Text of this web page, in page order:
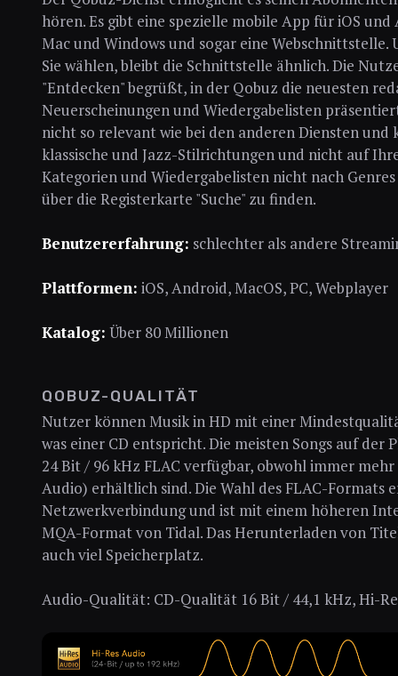
hören. Es gibt eine spezielle mobile App für iOS
Mac und Windows und sogar eine Webschnittstelle.
Sie wählen, bleibt die Schnittstelle ähnlich. Die
"Entdecken" begrüßt, in der Qobuz die neuesten
Neuerscheinungen und Wiedergabelisten
nicht so relevant wie bei den anderen Diensten
klassische und Jazz-Stilrichtungen und nicht auf
Kategorien und Wiedergabelisten nicht nach
über die Registerkarte "Suche" zu finden.
Benutzererfahrung: schlechter als andere
Plattformen: iOS, Android, MacOS, PC, Webplayer
Katalog: Über 80 Millionen
QOBUZ-QUALITÄT
Nutzer können Musik in HD mit einer
was einer CD entspricht. Die meisten Songs auf
24 Bit / 96 kHz FLAC verfügbar, obwohl immer
Audio) erhältlich sind. Die Wahl des FLAC-Formats
Netzwerkverbindung und ist mit einem höheren
MQA-Format von Tidal. Das Herunterladen von
auch viel Speicherplatz.
Audio-Qualität: CD-Qualität 16 Bit / 44,1 kHz, Hi-